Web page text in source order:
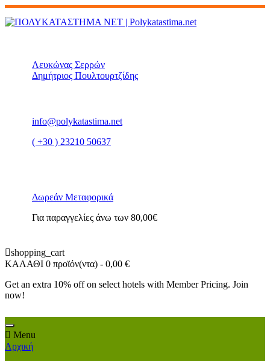
Λευκώνας Σερρών
Δημήτριος Πουλτουρτζίδης
info@polykatastima.net
( +30 ) 23210 50637
Δωρεάν Μεταφορικά
Για παραγγελίες άνω των 80,00€
shopping_cart
ΚΑΛΑΘΙ 0 προϊόν(ντα) - 0,00 €
Get an extra 10% off on select hotels with Member Pricing. Join
now!
Menu
Αρχική